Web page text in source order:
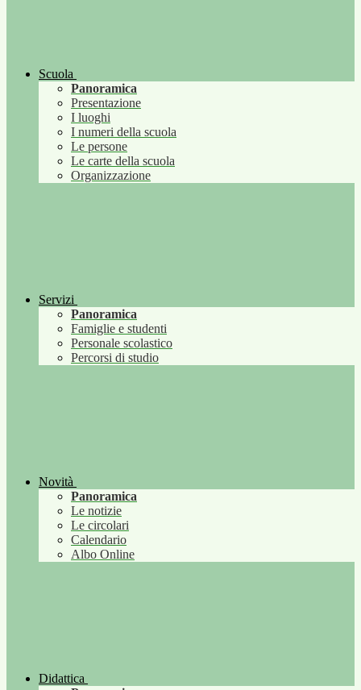
Scuola
Panoramica
Presentazione
I luoghi
I numeri della scuola
Le persone
Le carte della scuola
Organizzazione
Servizi
Panoramica
Famiglie e studenti
Personale scolastico
Percorsi di studio
Novità
Panoramica
Le notizie
Le circolari
Calendario
Albo Online
Didattica